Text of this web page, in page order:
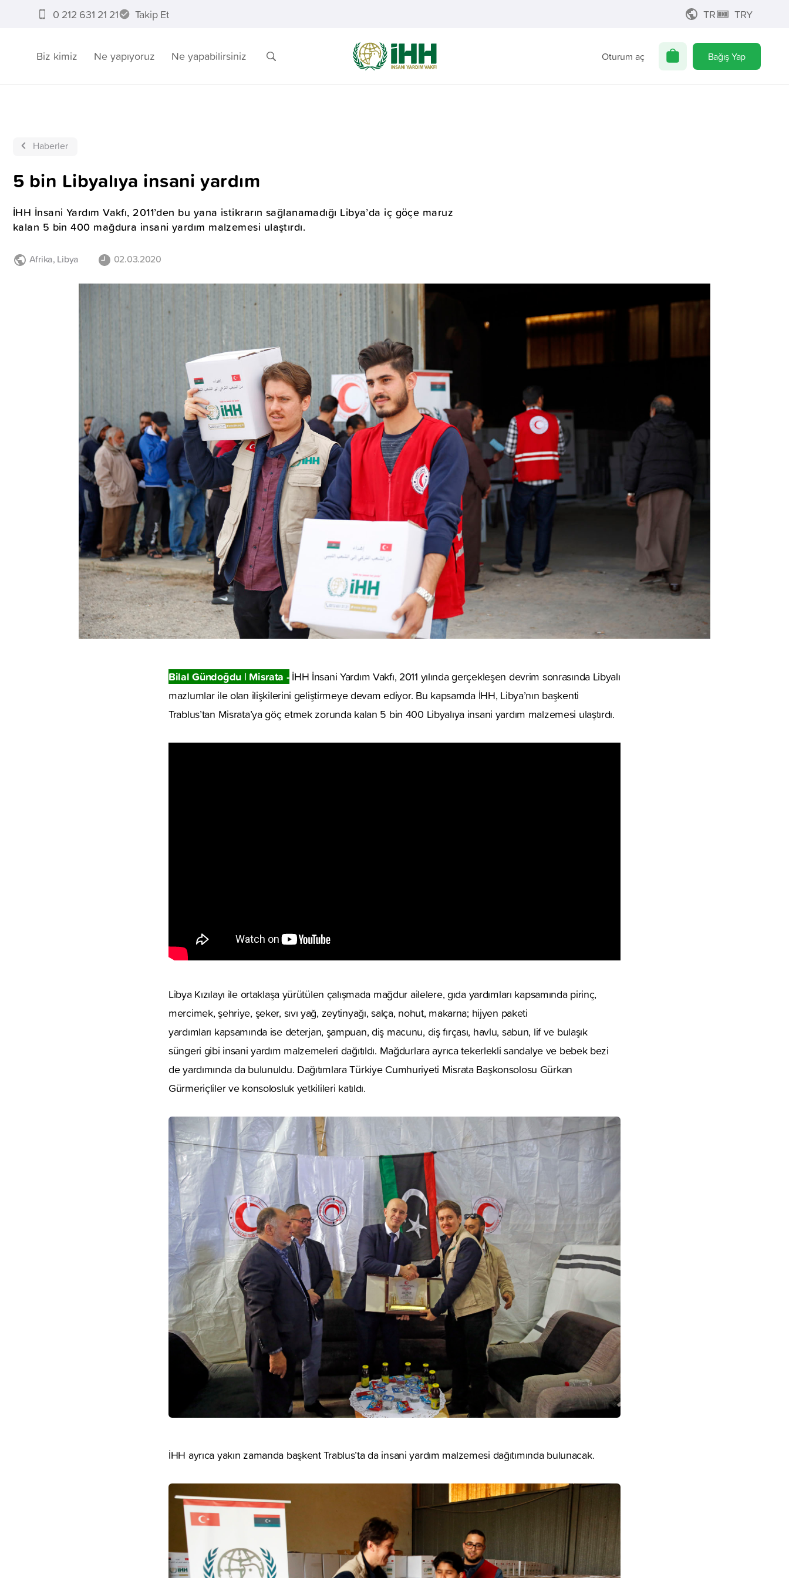
0 212 631 21 21 Takip Et TR TRY
Biz kimiz Ne yapıyoruz Ne yapabilirsiniz Oturum aç Bağış Yap
Haberler
5 bin Libyalıya insani yardım
İHH İnsani Yardım Vakfı, 2011’den bu yana istikrarın sağlanamadığı Libya’da iç göçe maruz
kalan 5 bin 400 mağdura insani yardım malzemesi ulaştırdı.
Afrika, Libya 02.03.2020
Bilal Gündoğdu | Misrata -İHH İnsani Yardım Vakfı, 2011 yılında gerçekleşen devrim sonrasında Libyalı
mazlumlar ile olan ilişkilerini geliştirmeye devam ediyor. Bu kapsamda İHH, Libya’nın başkenti
Trablus’tan Misrata’ya göç etmek zorunda kalan 5 bin 400 Libyalıya insani yardım malzemesi ulaştırdı.
Libya Kızılayı ile ortaklaşa yürütülen çalışmada mağdur ailelere, gıda yardımları kapsamında pirinç,
mercimek, şehriye, şeker, sıvı yağ, zeytinyağı, salça, nohut, makarna; hijyen paketi
yardımları kapsamında ise deterjan, şampuan, diş macunu, diş fırçası, havlu, sabun, lif ve bulaşık
süngeri gibi insani yardım malzemeleri dağıtıldı. Mağdurlara ayrıca tekerlekli sandalye ve bebek bezi
de yardımında da bulunuldu. Dağıtımlara Türkiye Cumhuriyeti Misrata Başkonsolosu Gürkan
Gürmeriçliler ve konsolosluk yetkilileri katıldı.
İHH ayrıca yakın zamanda başkent Trablus’ta da insani yardım malzemesi dağıtımında bulunacak.